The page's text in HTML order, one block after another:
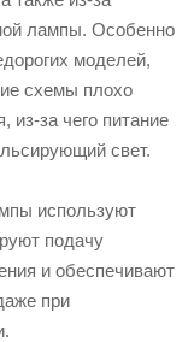
лампы. Особенно
моделей,
схемы плохо
из-за чего питание
свет.
используют
подачу
и обеспечивают
при